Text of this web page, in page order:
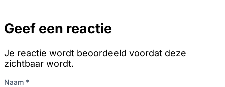
Geef een reactie
Je reactie wordt beoordeeld voordat deze
zichtbaar wordt.
Naam *